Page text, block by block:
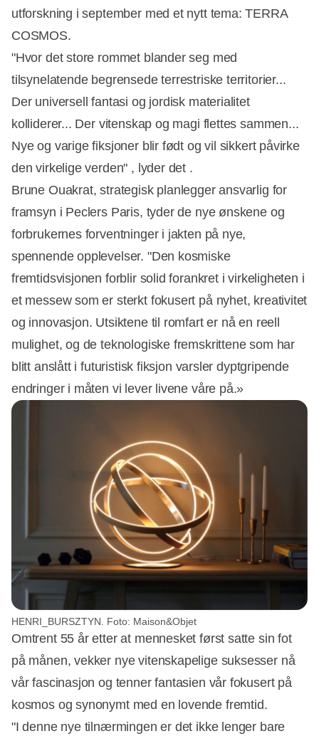
utforskning i september med et nytt tema: TERRA
COSMOS.
"Hvor det store rommet blander seg med
tilsynelatende begrensede terrestriske territorier...
Der universell fantasi og jordisk materialitet
kolliderer... Der vitenskap og magi flettes sammen...
Nye og varige fiksjoner blir født og vil sikkert påvirke
den virkelige verden" , lyder det .
Annonce
Brune Ouakrat, strategisk planlegger ansvarlig for
framsyn i Peclers Paris, tyder de nye ønskene og
forbrukernes forventninger i jakten på nye,
spennende opplevelser. "Den kosmiske
fremtidsvisjonen forblir solid forankret i virkeligheten i
et messew som er sterkt fokusert på nyhet, kreativitet
og innovasjon. Utsiktene til romfart er nå en reell
mulighet, og de teknologiske fremskrittene som har
blitt anslått i futuristisk fiksjon varsler dyptgripende
endringer i måten vi lever livene våre på.»
HENRI_BURSZTYN. Foto: Maison&Objet
Omtrent 55 år etter at mennesket først satte sin fot
på månen, vekker nye vitenskapelige suksesser nå
vår fascinasjon og tenner fantasien vår fokusert på
kosmos og synonymt med en lovende fremtid.
"I denne nye tilnærmingen er det ikke lenger bare